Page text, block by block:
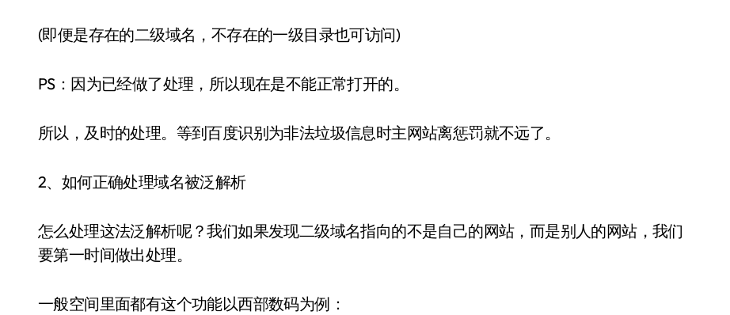
(即便是存在的二级域名，不存在的一级目录也可访问)
PS：因为已经做了处理，所以现在是不能正常打开的。
所以，及时的处理。等到百度识别为非法垃圾信息时主网站离惩罚就不远了。
2、如何正确处理域名被泛解析
怎么处理这法泛解析呢？我们如果发现二级域名指向的不是自己的网站，而是别人的网站，我们
要第一时间做出处理。
一般空间里面都有这个功能以西部数码为例：